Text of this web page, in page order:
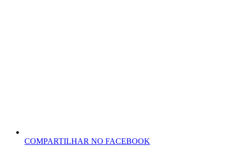
COMPARTILHAR NO FACEBOOK